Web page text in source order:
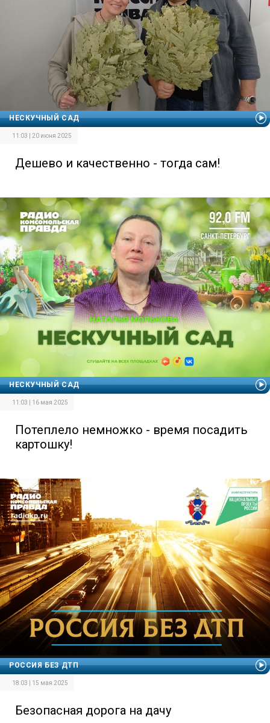
НЕСКУЧНЫЙ САД
11:03 | 20 июня 2025
Дешево и качественно - тогда сам!
НЕСКУЧНЫЙ САД
11:03 | 16 мая 2025
Потеплело немножко - время посадить
картошку!
РОССИЯ БЕЗ ДТП
18:03 | 15 мая 2025
Безопасная дорога на дачу